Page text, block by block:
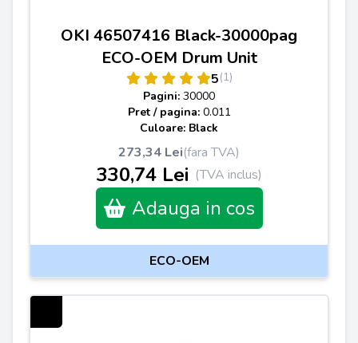
OKI 46507416 Black-30000pag
ECO-OEM Drum Unit
5(1)
Pagini: 30000
Pret / pagina: 0.011
Culoare: Black
273,34 Lei(fara TVA)
330,74 Lei (TVA inclus)
Adauga in cos
ECO-OEM